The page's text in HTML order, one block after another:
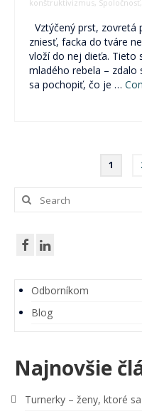
konštruktivizmus, Spoločnosť,
Vztýčený prst, zovretá
zniesť, facka do tváre
vloží do nej dieťa. Tieto
mladého rebela – zdalo
sa pochopiť, čo je …
Navigácia
v
článkoch
1
Search
for:
Odborníkom
Blog
Najnovšie
Turnerky – ženy, ktoré